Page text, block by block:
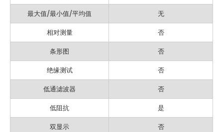
最大值/最小值/平均值
无
相对测量
否
条形图
否
绝缘测试
否
低通滤波器
否
低阻抗
是
双显示
否